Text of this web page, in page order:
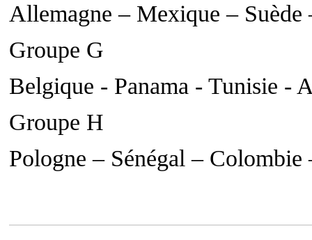
Allemagne – Mexique – Suède
Groupe G
Belgique - Panama - Tunisie -
Groupe H
Pologne – Sénégal – Colombie